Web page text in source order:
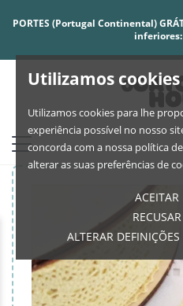
Utilizamos cookies
Utilizamos cookies para lhe
experiência possível no nosso
concorda com a nossa política
alterar as suas preferências de
ACEITAR
RECUSAR
ALTERAR
PORTES (Portugal Continental)
inferiores: